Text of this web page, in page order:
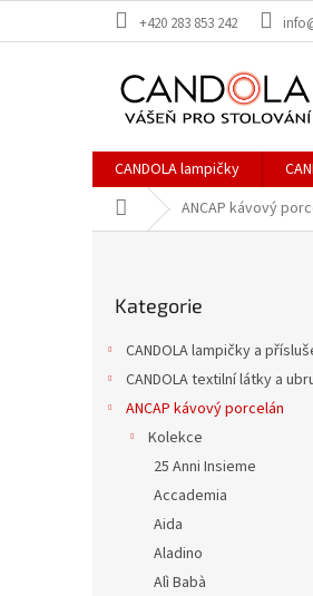
+420 283 853 242
CANDOLA lampičky
Domů ANCAP kávový
kategorie
Kategorie
CANDOLA lampičky a
CANDOLA textilní látky a
ANCAP kávový porcelán
Kolekce
25 Anni Insieme
Accademia
Aida
Aladino
Alì Babà